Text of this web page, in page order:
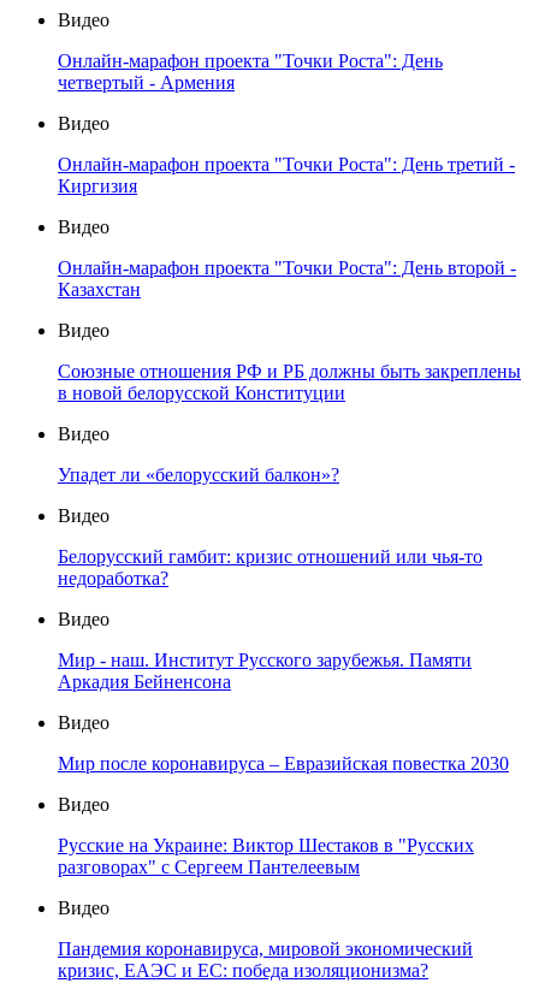
Видео
Онлайн-марафон проекта "Точки Роста": День
четвертый - Армения
Видео
Онлайн-марафон проекта "Точки Роста": День третий -
Киргизия
Видео
Онлайн-марафон проекта "Точки Роста": День второй -
Казахстан
Видео
Союзные отношения РФ и РБ должны быть закреплены
в новой белорусской Конституции
Видео
Упадет ли «белорусский балкон»?
Видео
Белорусский гамбит: кризис отношений или чья-то
недоработка?
Видео
Мир - наш. Институт Русского зарубежья. Памяти
Аркадия Бейненсона
Видео
Мир после коронавируса – Евразийская повестка 2030
Видео
Русские на Украине: Виктор Шестаков в "Русских
разговорах" с Сергеем Пантелеевым
Видео
Пандемия коронавируса, мировой экономический
кризис, ЕАЭС и ЕС: победа изоляционизма?